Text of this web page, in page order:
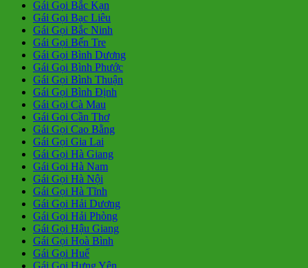
Gái Gọi Bắc Kạn
Gái Gọi Bạc Liêu
Gái Gọi Bắc Ninh
Gái Gọi Bến Tre
Gái Gọi Bình Dương
Gái Gọi Bình Phước
Gái Gọi Bình Thuận
Gái Gọi Bình Định
Gái Gọi Cà Mau
Gái Gọi Cần Thơ
Gái Gọi Cao Bằng
Gái Gọi Gia Lai
Gái Gọi Hà Giang
Gái Gọi Hà Nam
Gái Gọi Hà Nội
Gái Gọi Hà Tĩnh
Gái Gọi Hải Dương
Gái Gọi Hải Phòng
Gái Gọi Hậu Giang
Gái Gọi Hoà Bình
Gái Gọi Huế
Gái Gọi Hưng Yên